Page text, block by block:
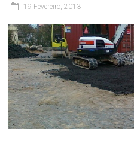
Terraplanagens
Demolições
–
Construção
civil
19 Fevereiro, 2013